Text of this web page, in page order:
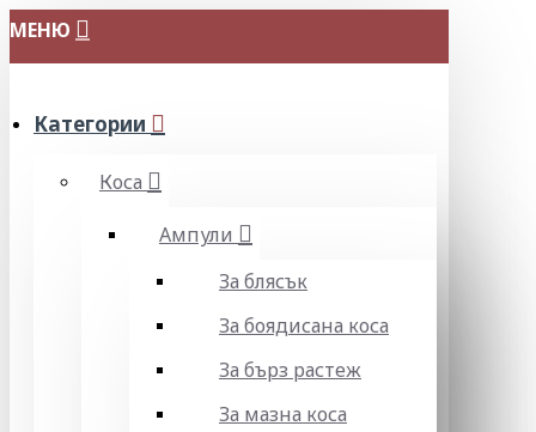
МЕНЮ
Категории
Коса
Ампули
За блясък
За боядисана коса
За бърз растеж
За мазна коса